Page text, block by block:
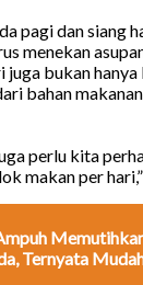
pagi dan siang
menekan
juga bukan
bahan
perlu kita
makan per
Ternyata